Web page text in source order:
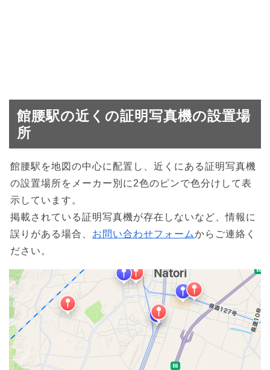
館腰駅の近くの証明写真機の設置場
所
館腰駅を地図の中心に配置し、近くにある証明写真機
の設置場所をメーカー別に2色のピンで色分けして表
示しています。
掲載されている証明写真機が存在しないなど、情報に
誤りがある場合、 お問い合わせフォームからご連絡く
ださい。